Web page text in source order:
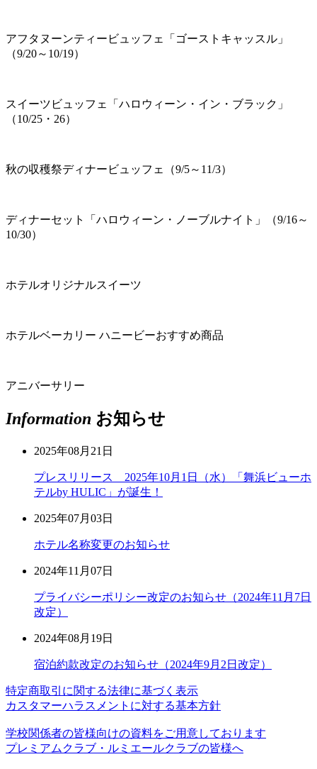
アフタヌーンティービュッフェ「ゴーストキャッスル」
（9/20～10/19）
スイーツビュッフェ「ハロウィーン・イン・ブラック」
（10/25・26）
秋の収穫祭ディナービュッフェ（9/5～11/3）
ディナーセット「ハロウィーン・ノーブルナイト」（9/16～
10/30）
ホテルオリジナルスイーツ
ホテルベーカリー ハニービーおすすめ商品
アニバーサリー
Information お知らせ
2025年08月21日
プレスリリース 2025年10月1日（水）「舞浜ビューホ
テルby HULIC」が誕生！
2025年07月03日
ホテル名称変更のお知らせ
2024年11月07日
プライバシーポリシー改定のお知らせ（2024年11月7日
改定）
2024年08月19日
宿泊約款改定のお知らせ（2024年9月2日改定）
特定商取引に関する法律に基づく表示
カスタマーハラスメントに対する基本方針
学校関係者の皆様向けの資料をご用意しております
プレミアムクラブ・ルミエールクラブの皆様へ